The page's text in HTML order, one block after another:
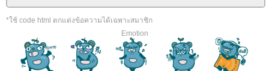
*ใช้ code html ตกแต่งข้อความได้เฉพาะสมาชิก
Emotion